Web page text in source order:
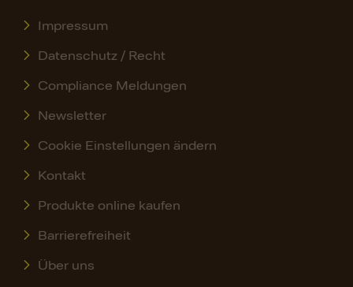
Impressum
Datenschutz / Recht
Compliance Meldungen
Newsletter
Cookie Einstellungen ändern
Kontakt
Produkte online kaufen
Barrierefreiheit
Über uns